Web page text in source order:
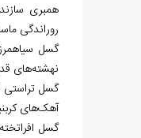
همبری
روراندگی
نهشته‌های
گسل تراستی
آهک‌های